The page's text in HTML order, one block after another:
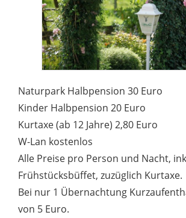
Naturpark Halbpension 30 Euro
Kinder Halbpension 20 Euro
Kurtaxe (ab 12 Jahre) 2,80 Euro
W-Lan kostenlos
Alle Preise pro Person und Nacht,
Frühstücksbüffet, zuzüglich Kurtaxe.
Bei nur 1 Übernachtung
von 5 Euro.